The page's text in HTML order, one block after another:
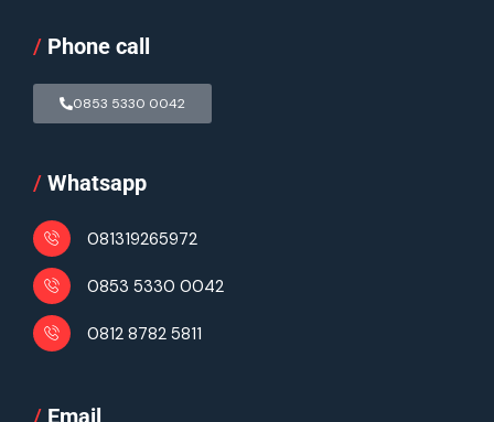
/ Phone call
0853 5330 0042
/ Whatsapp
081319265972
0853 5330 0042
0812 8782 5811